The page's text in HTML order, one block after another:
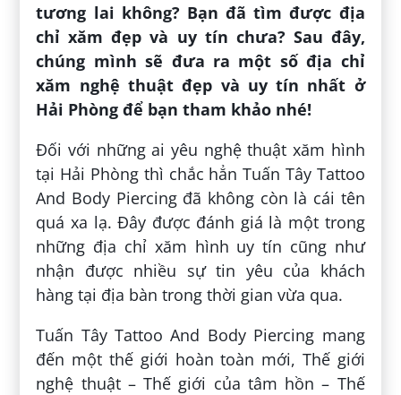
tương lai không? Bạn đã tìm được địa
chỉ xăm đẹp và uy tín chưa? Sau đây,
chúng mình sẽ đưa ra một số địa chỉ
xăm nghệ thuật đẹp và uy tín nhất ở
Hải Phòng để bạn tham khảo nhé!
Đối với những ai yêu nghệ thuật xăm hình
tại Hải Phòng thì chắc hẳn Tuấn Tây Tattoo
And Body Piercing đã không còn là cái tên
quá xa lạ. Đây được đánh giá là một trong
những địa chỉ xăm hình uy tín cũng như
nhận được nhiều sự tin yêu của khách
hàng tại địa bàn trong thời gian vừa qua.
Tuấn Tây Tattoo And Body Piercing mang
đến một thế giới hoàn toàn mới, Thế giới
nghệ thuật – Thế giới của tâm hồn – Thế